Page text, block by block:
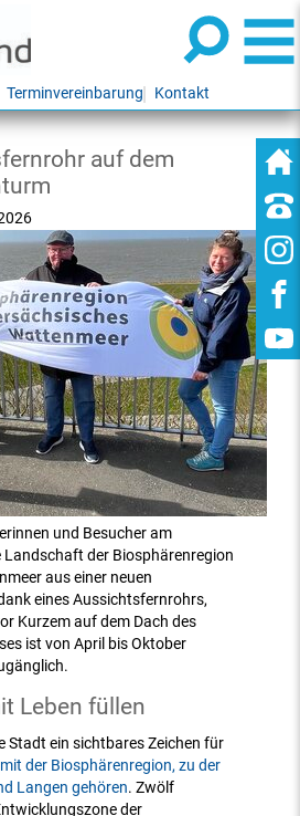
Terminvereinbarung Kontakt
auf dem
und Besucher am
der Biosphärenregion
aus einer neuen
eines Aussichtsfernrohrs,
Kurzem auf dem Dach des
ist von April bis Oktober
Leben füllen
Stadt ein sichtbares Zeichen für
der Biosphärenregion, zu der
Langen gehören. Zwölf
der